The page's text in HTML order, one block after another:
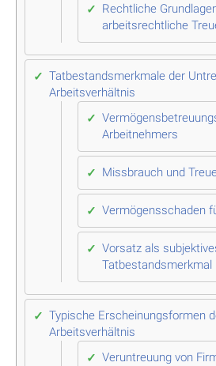
Rechtliche
arbeitsrechtliche
Tatbestandsmerkmale der
Arbeitsverhältnis
Arbeitnehmers
Missbrauch und
Vermögensschaden
Vorsatz als
Tatbestandsmerkmal
Typische Erscheinungsformen
Arbeitsverhältnis
Veruntreuung von